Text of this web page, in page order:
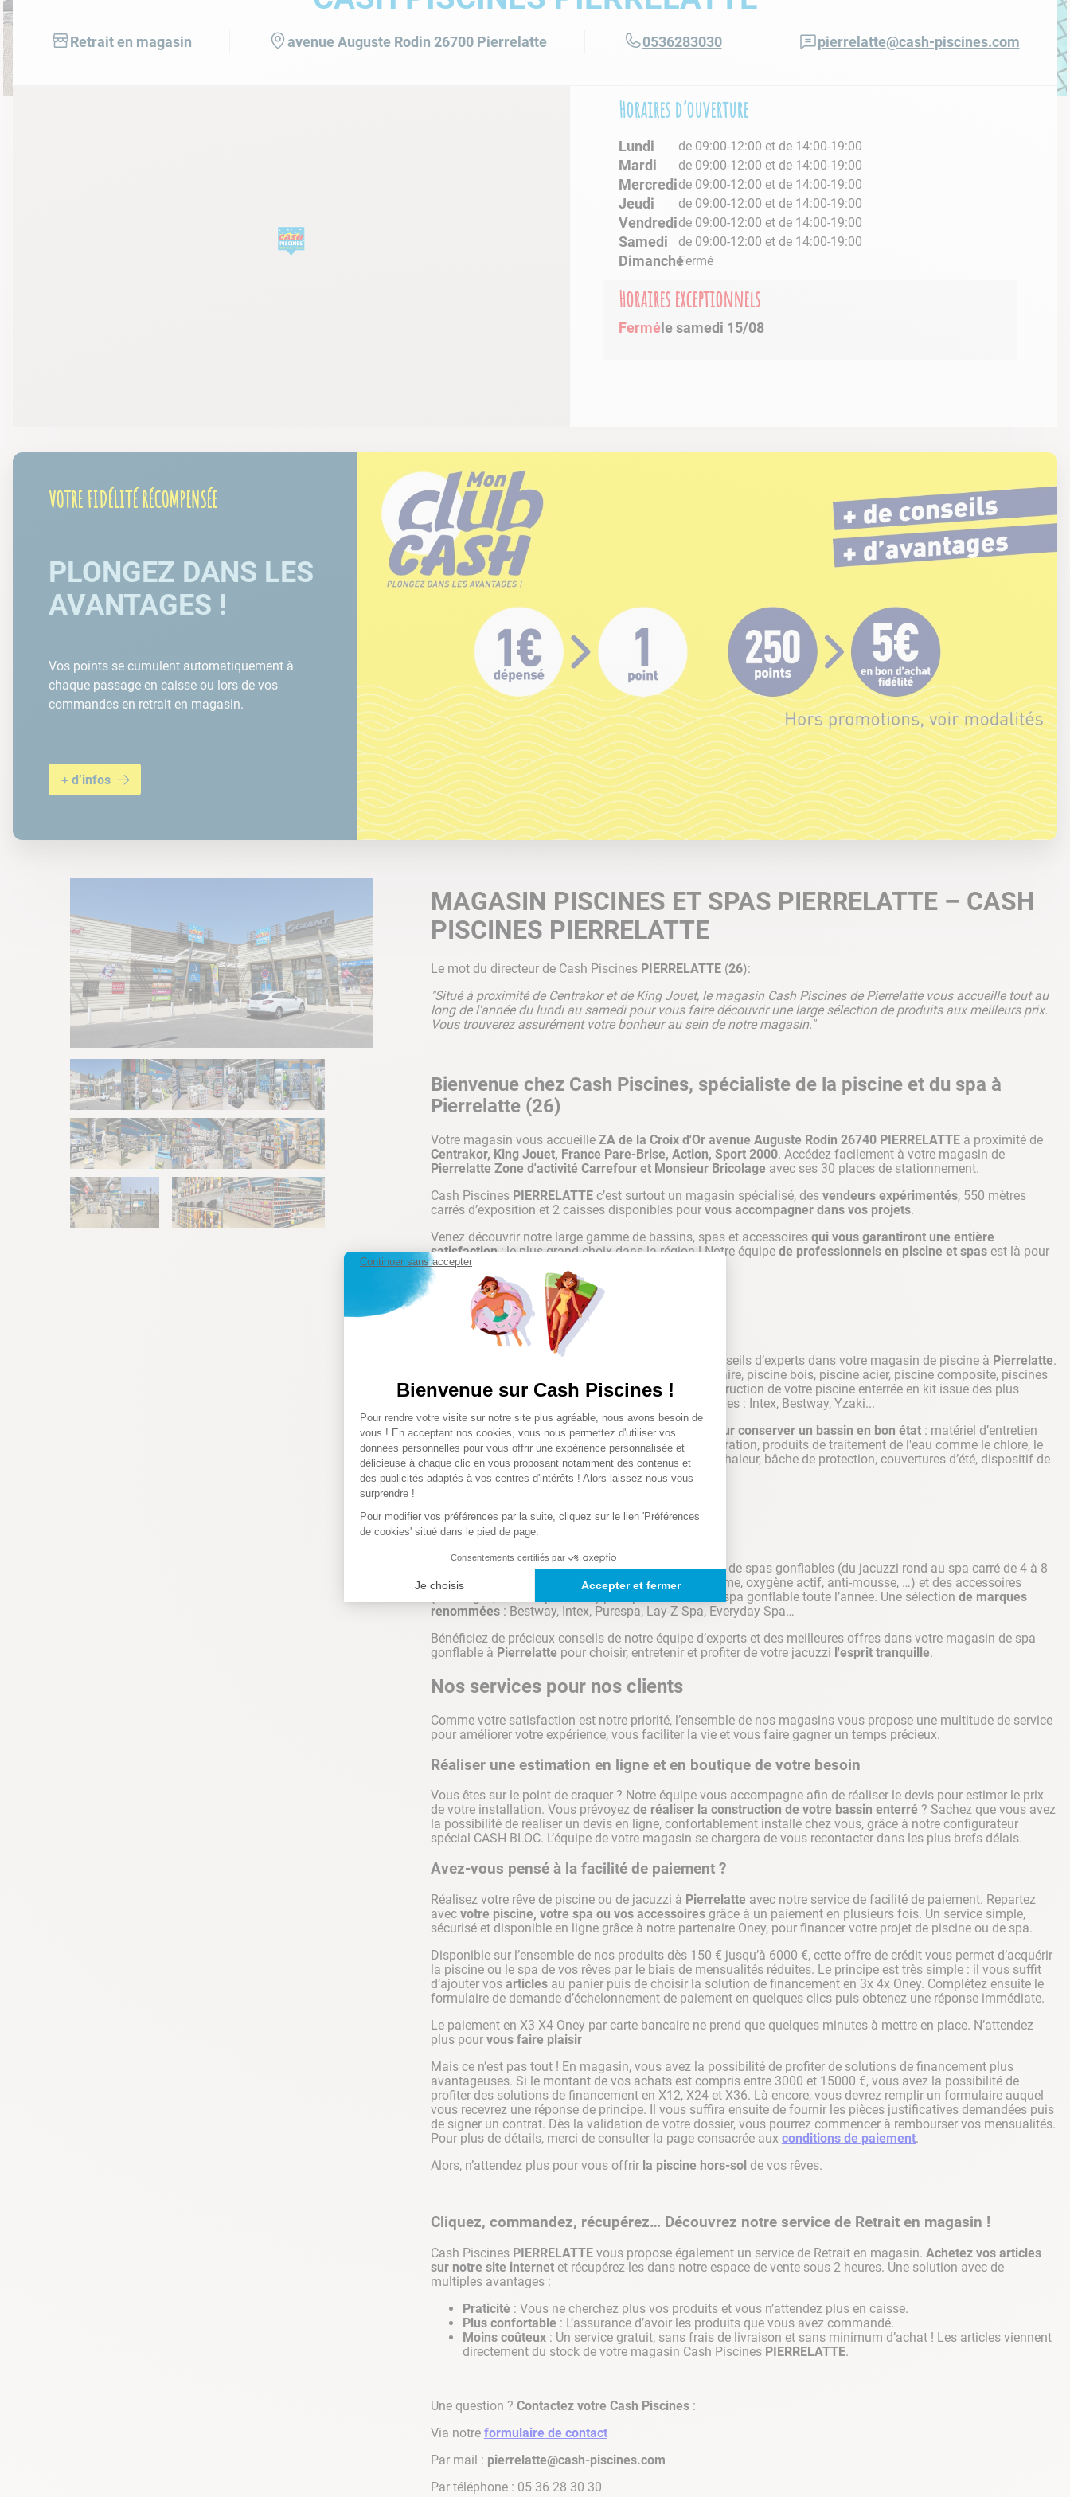
Retrait en magasin avenue Auguste Rodin 26700 Pierrelatte 0536283030 pierrelatte@cash-piscines.com
Horaires d’ouverture
Lundi de 09:00-12:00 et de 14:00-19:00
Mardi de 09:00-12:00 et de 14:00-19:00
Mercredide 09:00-12:00 et de 14:00-19:00
Jeudi de 09:00-12:00 et de 14:00-19:00
Vendredide 09:00-12:00 et de 14:00-19:00
Samedi de 09:00-12:00 et de 14:00-19:00
DimancheFermé
Horaires exceptionnels
Ferméle samedi 15/08
VOTRE FIDÉLITÉ RÉCOMPENSÉE
PLONGEZ DANS LES
AVANTAGES !
Vos points se cumulent automatiquement à
chaque passage en caisse ou lors de vos
commandes en retrait en magasin.
+ d’infos
MAGASIN PISCINES ET SPAS PIERRELATTE – CASH
PISCINES PIERRELATTE
Le mot du directeur de Cash Piscines PIERRELATTE (26):
"Situé à proximité de Centrakor et de King Jouet, le magasin Cash Piscines de Pierrelatte vous accueille tout au
long de l'année du lundi au samedi pour vous faire découvrir une large sélection de produits aux meilleurs prix.
Vous trouverez assurément votre bonheur au sein de notre magasin."
Bienvenue chez Cash Piscines, spécialiste de la piscine et du spa à
Pierrelatte (26)
Votre magasin vous accueille ZA de la Croix d'Or avenue Auguste Rodin 26740 PIERRELATTEà proximité de
Centrakor, King Jouet, France Pare-Brise, Action, Sport 2000. Accédez facilement à votre magasin de
Pierrelatte Zone d'activité Carrefour et Monsieur Bricolage avec ses 30 places de stationnement.
Cash Piscines PIERRELATTEc’est surtout un magasin spécialisé, des vendeurs expérimentés, 550 mètres
carrés d’exposition et 2 caisses disponibles pour vous accompagner dans vos projets.
Venez découvrir notre large gamme de bassins, spas et accessoires qui vous garantiront une entière
satisfaction; le plus grand choix dans la région ! Notre équipe de professionnels en piscine et spasest là pour
donner vie à vos projets
Magasin Piscine Pierrelatte
Bénéficiez d’une large sélection de produits et de conseils d’experts dans votre magasin de piscine à Pierrelatte.
Venez découvrir notre large gamme de piscine tubulaire, piscine bois, piscine acier, piscine composite, piscines
autoportées mais aussi tout le matériel pour la construction de votre piscine enterrée en kit issue des plus
grandes marques de piscines et de matériel de piscines : Intex, Bestway, Yzaki...
Nous vous proposons également tout le matériel pour conserver un bassin en bon état: matériel d’entretien
(robots électriques, aspirateurs piscine, pompe de filtration, produits de traitement de l'eau comme le chlore, le
brome, …), équipements (robot de piscine, pompe à chaleur, bâche de protection, couvertures d’été, dispositif de
sécurité…) et jeux.
Magasin Spas Pierrelatte
PIERRELATTE propose une multitudede spas gonflables (du jacuzzi rond au spa carré de 4 à 8
personnes) ainsi que des produits de traitement (brome, oxygène actif, anti-mousse, …) et des accessoires
(habillages, robot aspirateur…) pour profiter de votre spa gonflable toute l’année. Une sélection de marques
renommées: Bestway, Intex, Purespa, Lay-Z Spa, Everyday Spa…
Bénéficiez de précieux conseils de notre équipe d’experts et des meilleures offres dans votre magasin de spa
gonflable à Pierrelatte pour choisir, entretenir et profiter de votre jacuzzi l'esprit tranquille.
Nos services pour nos clients
Comme votre satisfaction est notre priorité, l’ensemble de nos magasins vous propose une multitude de service
pour améliorer votre expérience, vous faciliter la vie et vous faire gagner un temps précieux.
Réaliser une estimation en ligne et en boutique de votre besoin
Vous êtes sur le point de craquer ? Notre équipe vous accompagne afin de réaliser le devis pour estimer le prix
de votre installation. Vous prévoyez de réaliser la construction de votre bassin enterré ? Sachez que vous avez
la possibilité de réaliser un devis en ligne, confortablement installé chez vous, grâce à notre configurateur
spécial CASH BLOC. L’équipe de votre magasin se chargera de vous recontacter dans les plus brefs délais.
Avez-vous pensé à la facilité de paiement ?
Réalisez votre rêve de piscine ou de jacuzzi à Pierrelatte avec notre service de facilité de paiement. Repartez
avec votre piscine, votre spa ou vos accessoiresgrâce à un paiement en plusieurs fois. Un service simple,
sécurisé et disponible en ligne grâce à notre partenaire Oney, pour financer votre projet de piscine ou de spa.
Disponible sur l’ensemble de nos produits dès 150 € jusqu’à 6000 €, cette offre de crédit vous permet d’acquérir
la piscine ou le spa de vos rêves par le biais de mensualités réduites. Le principe est très simple : il vous suffit
d’ajouter vos articlesau panier puis de choisir la solution de financement en 3x 4x Oney. Complétez ensuite le
formulaire de demande d’échelonnement de paiement en quelques clics puis obtenez une réponse immédiate.
Le paiement en X3 X4 Oney par carte bancaire ne prend que quelques minutes à mettre en place. N’attendez
plus pour vous faire plaisir
Mais ce n’est pas tout ! En magasin, vous avez la possibilité de profiter de solutions de financement plus
avantageuses. Si le montant de vos achats est compris entre 3000 et 15000 €, vous avez la possibilité de
profiter des solutions de financement en X12, X24 et X36. Là encore, vous devrez remplir un formulaire auquel
vous recevrez une réponse de principe. Il vous suffira ensuite de fournir les pièces justificatives demandées puis
de signer un contrat. Dès la validation de votre dossier, vous pourrez commencer à rembourser vos mensualités.
Pour plus de détails, merci de consulter la page consacrée aux conditions de paiement.
Alors, n’attendez plus pour vous offrir la piscine hors-sol de vos rêves.
Cliquez, commandez, récupérez… Découvrez notre service de Retrait en magasin !
Cash Piscines PIERRELATTEvous propose également un service de Retrait en magasin. Achetez vos articles
sur notre site internetet récupérez-les dans notre espace de vente sous 2 heures. Une solution avec de
multiples avantages :
Praticité : Vous ne cherchez plus vos produits et vous n’attendez plus en caisse.
Plus confortable : L’assurance d’avoir les produits que vous avez commandé.
Moins coûteux : Un service gratuit, sans frais de livraison et sans minimum d’achat ! Les articles viennent
directement du stock de votre magasin Cash Piscines PIERRELATTE.
Une question ? Contactez votre Cash Piscines:
Via notre formulaire de contact
Par mail : pierrelatte@cash-piscines.com
Par téléphone : 05 36 28 30 30
Continuer sans accepter
Bienvenue sur Cash Piscines !
Plateforme de Gestion du Consentement : Personnalisez vos Options
Pour rendre votre visite sur notre site plus agréable, nous avons besoin de
vous ! En acceptant nos cookies, vous nous permettez d'utiliser vos
données personnelles pour vous offrir une expérience personnalisée et
délicieuse à chaque clic en vous proposant notamment des contenus et
des publicités adaptés à vos centres d'intérêts ! Alors laissez-nous vous
surprendre !
Pour modifier vos préférences par la suite, cliquez sur le lien 'Préférences
de cookies' situé dans le pied de page.
Consentements certifiés par
Je choisis Accepter et fermer
Axeptio consent